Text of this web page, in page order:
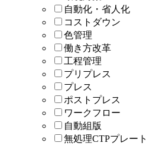
自動化・省人化
コストダウン
色管理
働き方改革
工程管理
プリプレス
プレス
ポストプレス
ワークフロー
自動組版
無処理CTPプレート